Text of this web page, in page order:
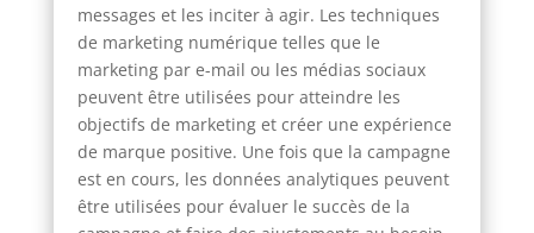
messages et les inciter à agir. Les techniques
de marketing numérique telles que le
marketing par e-mail ou les médias sociaux
peuvent être utilisées pour atteindre les
objectifs de marketing et créer une expérience
de marque positive. Une fois que la campagne
est en cours, les données analytiques peuvent
être utilisées pour évaluer le succès de la